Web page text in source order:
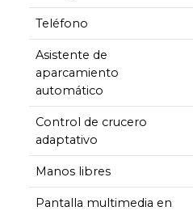
Teléfono
Asistente de
aparcamiento
automático
Control de crucero
adaptativo
Manos libres
Pantalla multimedia en